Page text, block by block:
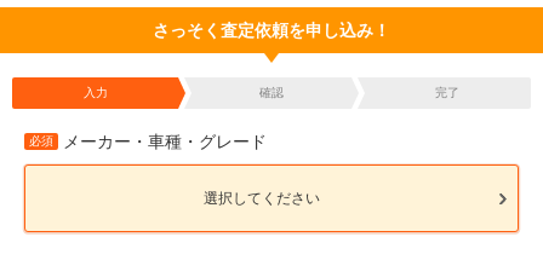
さっそく査定依頼を申し込み！
入力 確認 完了
必須 メーカー・車種・グレード
選択してください